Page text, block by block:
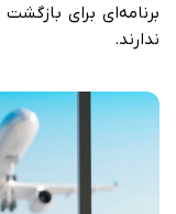
برنامه‌ای برای
ندارند.